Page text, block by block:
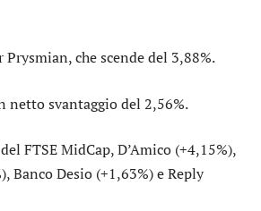
Prysmian, che scende del 3,88%.
netto svantaggio del 2,56%.
del FTSE MidCap,D’Amico (+4,15%),
Banco Desio (+1,63%) eReply